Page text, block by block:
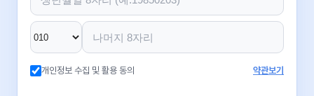
개인정보 수집 및 활용 동의 약관보기